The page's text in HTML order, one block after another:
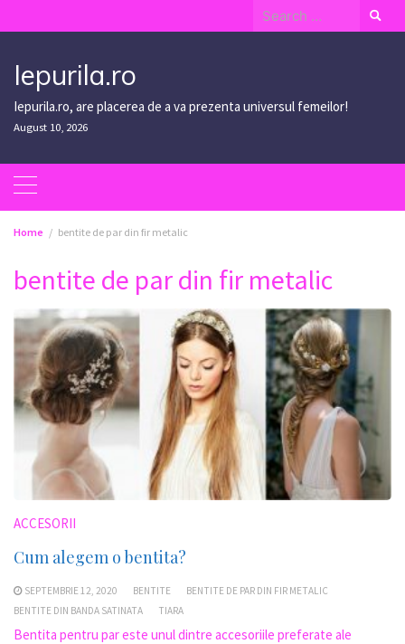
to
Search
for:
Iepurila.ro
Iepurila.ro, are placerea de a va prezenta universul femeilor!
August 10, 2026
Home bentite de par din fir metalic
bentite de par din fir metalic
ACCESORII
Cum alegem o bentita?
SEPTEMBRIE 12, 2020 BENTITE
BENTITE DE PAR DIN FIR METALIC
BENTITE DIN BANDA SATINATA
TIARA
Bentita pentru par este unul dintre accesoriile preferate ale